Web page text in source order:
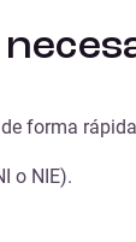
forma
o NIE).